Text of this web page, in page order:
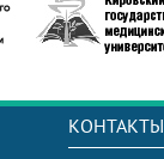
КОНТАКТЫ